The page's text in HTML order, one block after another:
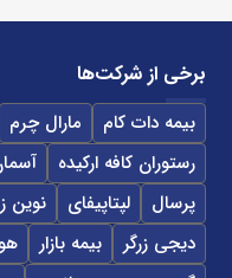
برخی از شرکت‌ها
بیمه دات کام مارال چرم
رستوران کافه ارکیده
پرسال
لپتاپیفای نوین
دیجی زرگر
بیمه بازار